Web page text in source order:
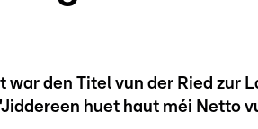
den Titel vun der Ried zur
huet haut méi Netto